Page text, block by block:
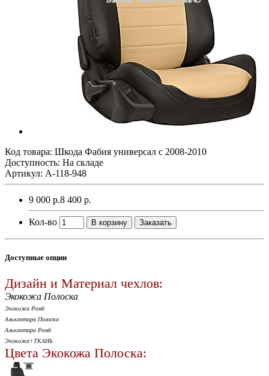
Код товара: Шкода Фабия универсал с 2008-2010
Доступность: На складе
Артикул: A-118-948
9 000 р.8 400 р.
Кол-во В корзину Заказать
Доступные опции
Дизайн и Материал чехлов:
Экокожа Полоска
Экокожа Ромб
Алькантара Полоска
Алькантара Ромб
Экокожа+ТКАНЬ
Цвета Экокожа Полоска: